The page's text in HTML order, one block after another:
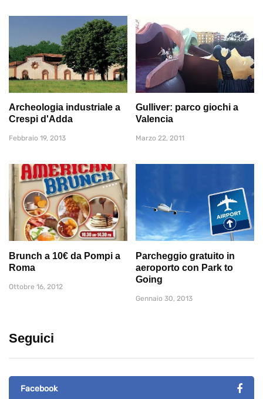
Archeologia industriale a
Crespi d'Adda
Febbraio 19, 2013
Gulliver: parco giochi a
Valencia
Marzo 22, 2011
Brunch a 10€ da Pompi a
Roma
Ottobre 16, 2012
Parcheggio gratuito in
aeroporto con Park to
Going
Gennaio 30, 2013
Seguici
Facebook